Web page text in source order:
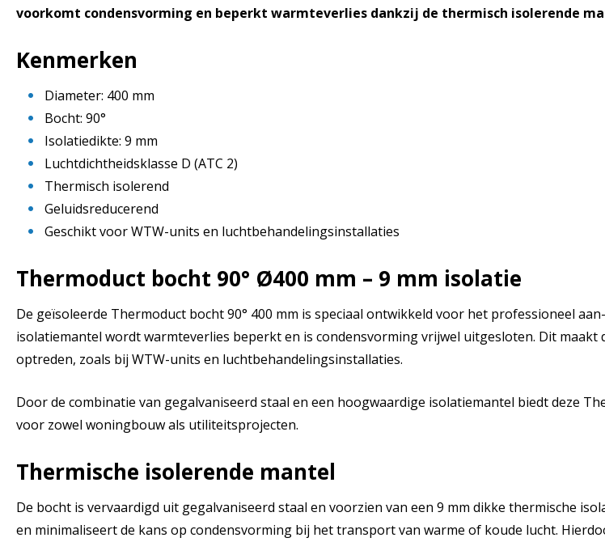
voorkomt condensvorming en beperkt warmteverlies dankzij de thermisch isolerende
Kenmerken
Diameter: 400 mm
Bocht: 90°
Isolatiedikte: 9 mm
Luchtdichtheidsklasse D (ATC 2)
Thermisch isolerend
Geluidsreducerend
Geschikt voor WTW-units en luchtbehandelingsinstallaties
Thermoduct bocht 90° Ø400 mm – 9 mm isolatie
De geïsoleerde Thermoduct bocht 90° 400 mm is speciaal ontwikkeld voor het professioneel
isolatiemantel wordt warmteverlies beperkt en is condensvorming vrijwel uitgesloten. Dit
optreden, zoals bij WTW-units en luchtbehandelingsinstallaties.
Door de combinatie van gegalvaniseerd staal en een hoogwaardige isolatiemantel biedt deze
voor zowel woningbouw als utiliteitsprojecten.
Thermische isolerende mantel
De bocht is vervaardigd uit gegalvaniseerd staal en voorzien van een 9 mm dikke thermische
en minimaliseert de kans op condensvorming bij het transport van warme of koude lucht.